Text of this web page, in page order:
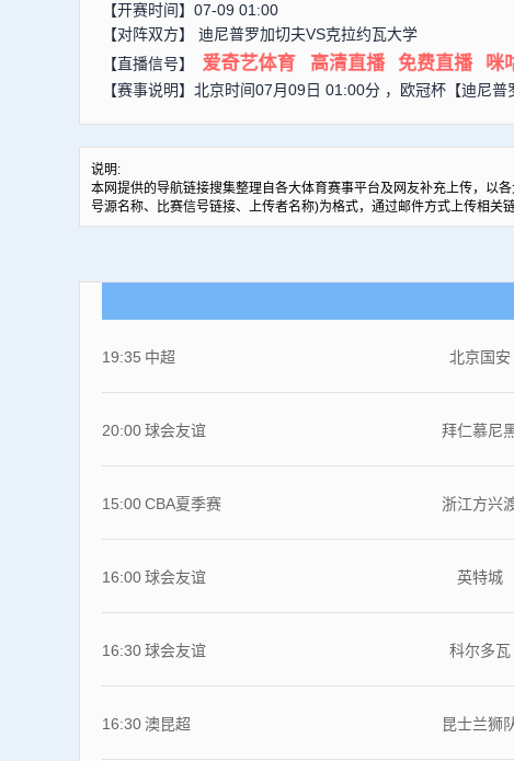
【开赛时间】07-09 01:00
【对阵双方】 迪尼普罗加切夫VS克拉约瓦大学
【直播信号】
爱奇艺体育 高清直播 免费直播 咪
【赛事说明】北京时间07月09日 01:00分 ，欧冠杯【迪尼
说明:
本网提供的导航链接搜集整理自各大体育赛事平台及网友补充上传，以
号源名称、比赛信号链接、上传者名称)为格式，通过邮件方式上传相关
19:35 中超 北京国安
20:00球会友谊 拜仁慕尼
15:00CBA夏季赛 浙江方兴
16:00球会友谊 英特城
16:30球会友谊 科尔多瓦
16:30 澳昆超 昆士兰狮